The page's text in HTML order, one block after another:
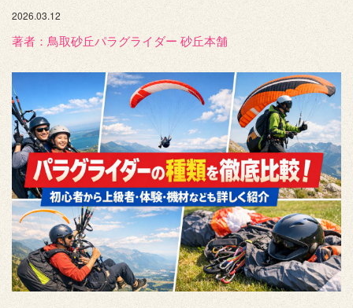
2026.03.12
著者：️鳥取砂丘パラグライダー 砂丘本舗